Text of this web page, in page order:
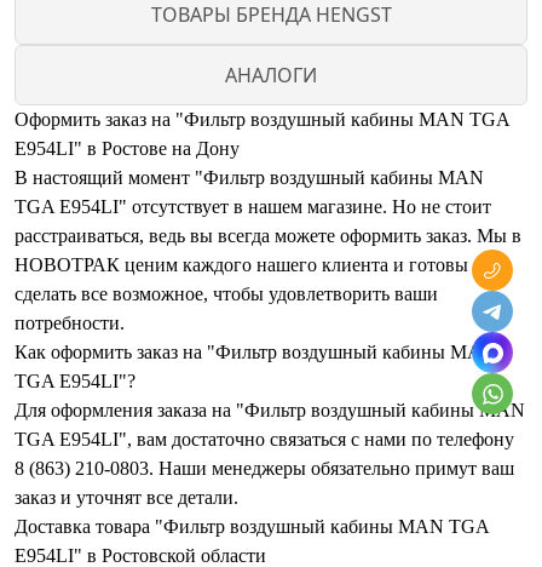
ТОВАРЫ БРЕНДА HENGST
АНАЛОГИ
Оформить заказ на "Фильтр воздушный кабины MAN TGA
E954LI" в Ростове на Дону
В настоящий момент "Фильтр воздушный кабины MAN
TGA E954LI" отсутствует в нашем магазине. Но не стоит
расстраиваться, ведь вы всегда можете оформить заказ. Мы в
НОВОТРАК ценим каждого нашего клиента и готовы
сделать все возможное, чтобы удовлетворить ваши
потребности.
Как оформить заказ на "Фильтр воздушный кабины MAN
TGA E954LI"?
Для оформления заказа на "Фильтр воздушный кабины MAN
TGA E954LI", вам достаточно связаться с нами по телефону
8 (863) 210-0803. Наши менеджеры обязательно примут ваш
заказ и уточнят все детали.
Доставка товара "Фильтр воздушный кабины MAN TGA
E954LI" в Ростовской области